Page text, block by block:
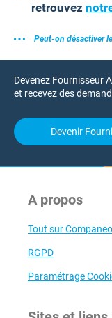
retrouvez
Peut-on désactiver
Devenez Fournisseur
et recevez des
Devenir
A propos
Tout sur Companeo
RGPD
Paramétrage